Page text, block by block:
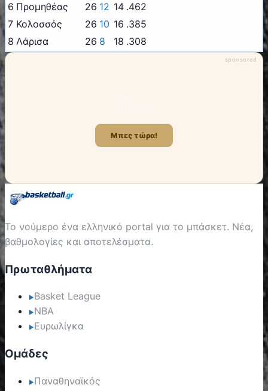
6 Προμηθέας 26 12 14 .462
7 Κολοσσός 26 10 16 .385
8 Λάρισα 26 8 18 .308
Μπες τώρα!
sponsored
Το νούμερο ένα ελληνικό portal για το μπάσκετ. Νέα,
βαθμολογίες και αποτελέσματα.
Πρωταθλήματα
▶Basket League
▶NBA
▶Ευρωλίγκα
Ομάδες
▶Παναθηναϊκός